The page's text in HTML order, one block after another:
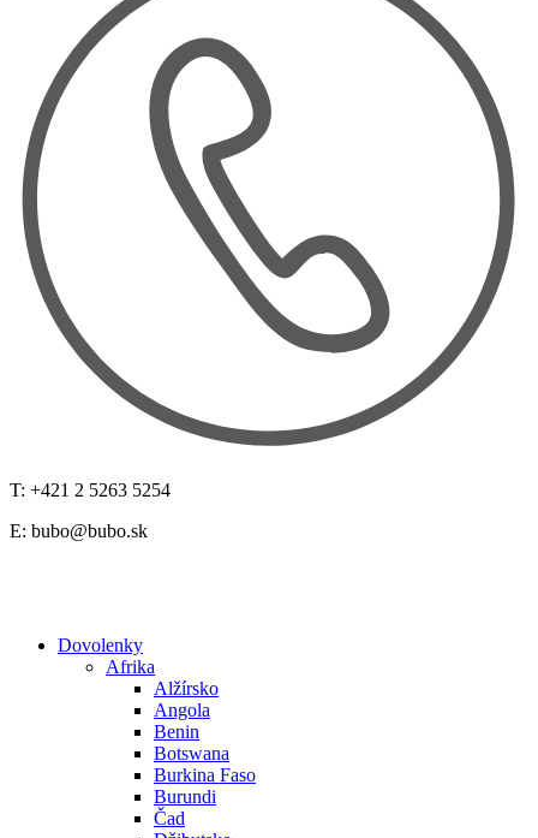
T: +421 2 5263 5254
E: bubo@bubo.sk
Dovolenky
Afrika
Alžírsko
Angola
Benin
Botswana
Burkina Faso
Burundi
Čad